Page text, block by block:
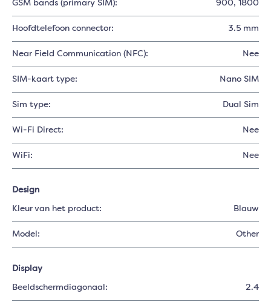
GSM bands (primary SIM): 900, 1800
Hoofdtelefoon connector: 3.5 mm
Near Field Communication (NFC): Nee
SIM-kaart type: Nano SIM
Sim type: Dual Sim
Wi-Fi Direct: Nee
WiFi: Nee
Design
Kleur van het product: Blauw
Model: Other
Display
Beeldschermdiagonaal: 2.4